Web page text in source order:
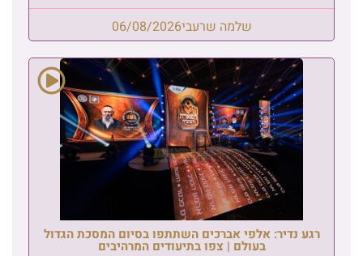
שלמה שרעבי06/08/2026
רגע נדיר: אלפי אברכים השתתפו בסיום המסכת הגדול
בעולם | צפו בתיעודים המרהיבים